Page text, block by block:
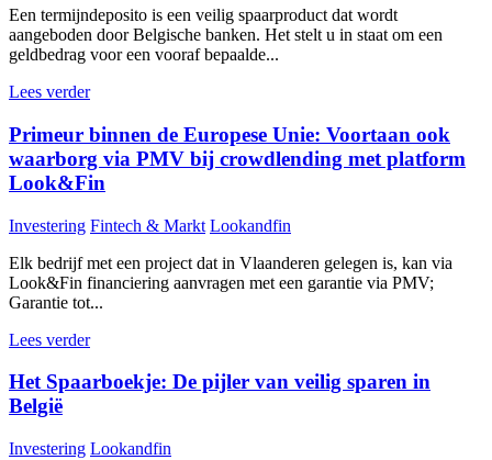
Een termijndeposito is een veilig spaarproduct dat wordt
aangeboden door Belgische banken. Het stelt u in staat om een
geldbedrag voor een vooraf bepaalde...
Lees verder
Primeur binnen de Europese Unie: Voortaan ook
waarborg via PMV bij crowdlending met platform
Look&Fin
Investering Fintech & Markt Lookandfin
Elk bedrijf met een project dat in Vlaanderen gelegen is, kan via
Look&Fin financiering aanvragen met een garantie via PMV;
Garantie tot...
Lees verder
Het Spaarboekje: De pijler van veilig sparen in
België
Investering Lookandfin